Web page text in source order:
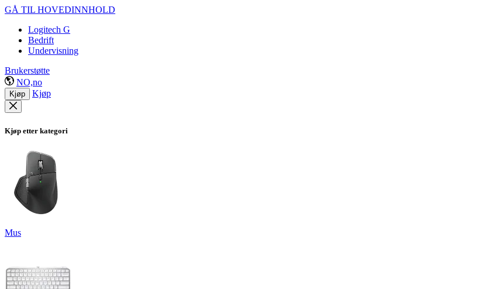
GÅ TIL HOVEDINNHOLD
Logitech G
Bedrift
Undervisning
Brukerstøtte
NO,no
Kjøp Kjøp
Kjøp etter kategori
Mus